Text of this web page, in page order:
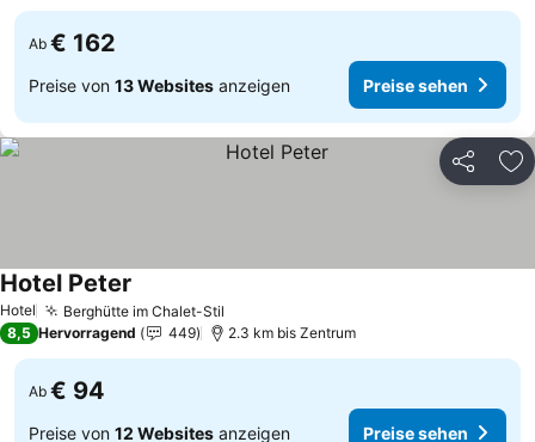
Ab € 162
Preise von 13 Websites anzeigen Preise sehen
Teilen
Hotel Berghütte im Chalet-Stil
Hotel Peter
8,5 Hervorragend 449 2.3 km bis Zentrum
Ab € 94
Preise von 12 Websites anzeigen Preise sehen